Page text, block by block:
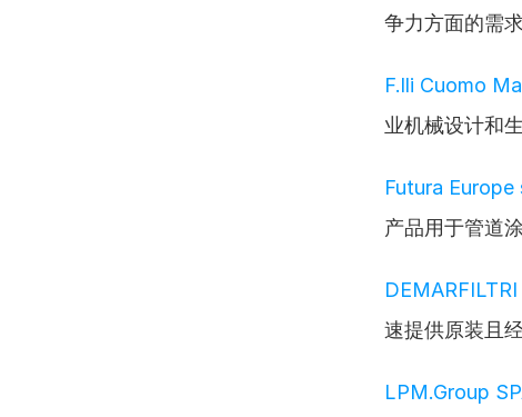
争力方面的需求
F.lli Cuomo
业机械设计和生
Futura Europe
产品用于管道
DEMARFILTRI
速提供原装且
LPM.Group